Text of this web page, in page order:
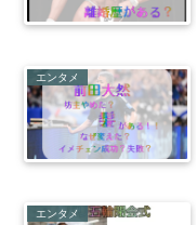
エンタメ
エンタメ